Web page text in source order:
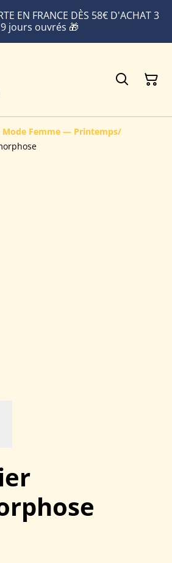
EN FRANCE DÈS 58€ D'ACHAT 3
jours ouvrés 🎁
Mode Femme — Printemps/